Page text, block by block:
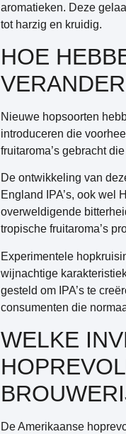
aromatieken. Deze
tot harzig en kruidig.
HOE
Nieuwe hopsoorten
introduceren die
fruitaroma’s gebracht
De ontwikkeling van
England IPA’s, ook wel
overweldigende
tropische fruitaroma’s
Experimentele
wijnachtige
gesteld om IPA’s te
consumenten die
WELKE
De Amerikaanse